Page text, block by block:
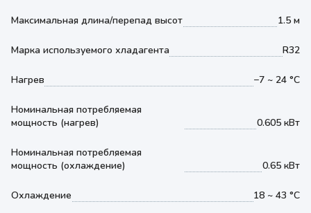
Максимальная длина/перепад высот 1.5 м
Марка используемого хладагента R32
Нагрев −7 ~ 24 °С
Номинальная потребляемая
мощность (нагрев)
0.605 кВт
Номинальная потребляемая
мощность (охлаждение)
0.65 кВт
Охлаждение 18 ~ 43 °С